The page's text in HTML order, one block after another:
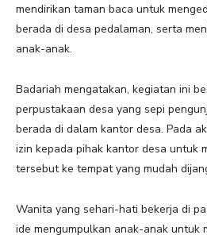
mendirikan taman baca untuk
berada di desa pedalaman, serta
anak-anak.
Badariah mengatakan, kegiatan ini
perpustakaan desa yang sepi
berada di dalam kantor desa. Pada
izin kepada pihak kantor desa untuk
tersebut ke tempat yang mudah
Wanita yang sehari-hati bekerja di
ide mengumpulkan anak-anak untuk